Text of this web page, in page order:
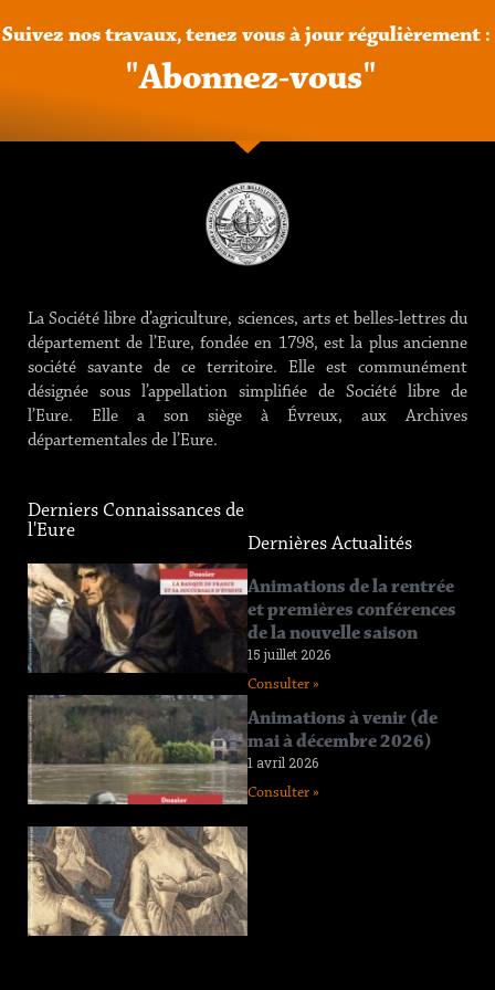
Suivez nos travaux, tenez vous à jour régulièrement :
"Abonnez-vous"
La Société libre d’agriculture, sciences, arts et belles-lettres du
département de l’Eure, fondée en 1798, est la plus ancienne
société savante de ce territoire. Elle est communément
désignée sous l’appellation simplifiée de Société libre de
l’Eure. Elle a son siège à Évreux, aux Archives
départementales de l’Eure.
Derniers Connaissances de
l'Eure
Connaissance
de l’Eure
n°219
12 juin 2026
Connaissance
de l’Eure
n°218
11 avril 2026
Dernières Actualités
Animations de la rentrée
et premières conférences
de la nouvelle saison
15 juillet 2026
Consulter »
Animations à venir (de
mai à décembre 2026)
1 avril 2026
Consulter »